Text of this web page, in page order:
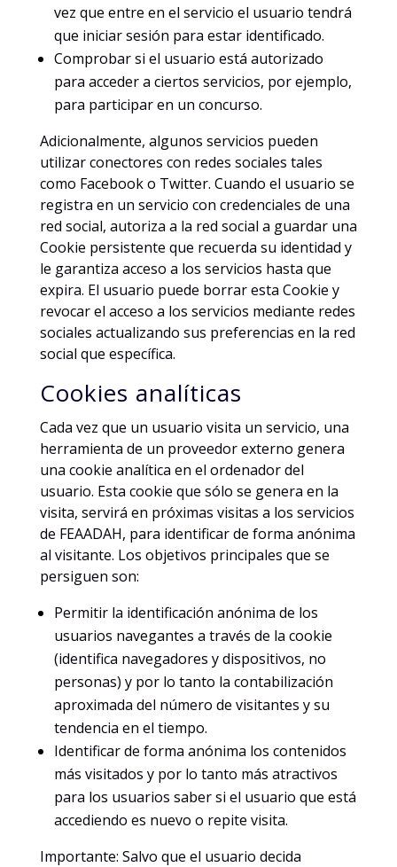
vez que entre en el servicio el usuario tendrá
que iniciar sesión para estar identificado.
Comprobar si el usuario está autorizado
para acceder a ciertos servicios, por ejemplo,
para participar en un concurso.
Adicionalmente, algunos servicios pueden
utilizar conectores con redes sociales tales
como Facebook o Twitter. Cuando el usuario se
registra en un servicio con credenciales de una
red social, autoriza a la red social a guardar una
Cookie persistente que recuerda su identidad y
le garantiza acceso a los servicios hasta que
expira. El usuario puede borrar esta Cookie y
revocar el acceso a los servicios mediante redes
sociales actualizando sus preferencias en la red
social que específica.
Cookies analíticas
Cada vez que un usuario visita un servicio, una
herramienta de un proveedor externo genera
una cookie analítica en el ordenador del
usuario. Esta cookie que sólo se genera en la
visita, servirá en próximas visitas a los servicios
de FEAADAH, para identificar de forma anónima
al visitante. Los objetivos principales que se
persiguen son:
Permitir la identificación anónima de los
usuarios navegantes a través de la cookie
(identifica navegadores y dispositivos, no
personas) y por lo tanto la contabilización
aproximada del número de visitantes y su
tendencia en el tiempo.
Identificar de forma anónima los contenidos
más visitados y por lo tanto más atractivos
para los usuarios saber si el usuario que está
accediendo es nuevo o repite visita.
Importante: Salvo que el usuario decida